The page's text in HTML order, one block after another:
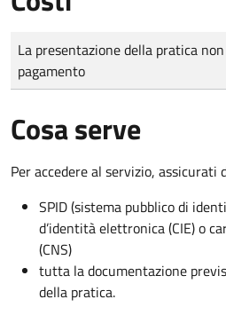
Tipo di pagamento
Importo
La presentazione della pratica
pagamento
Cosa serve
Per accedere al servizio, assicurati
SPID (sistema pubblico di
d’identità elettronica (CIE) o
(CNS)
tutta la documentazione
della pratica.